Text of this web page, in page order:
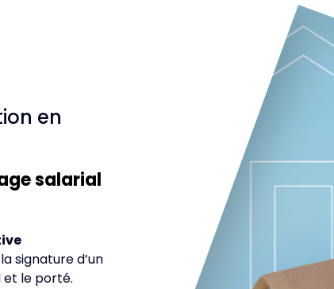
en
salarial
signature d’un
le porté.